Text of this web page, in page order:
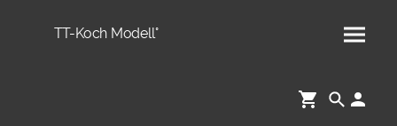
TT-Koch Modell°